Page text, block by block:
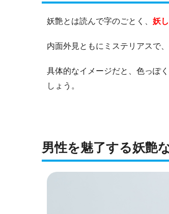
妖艶とは読んで字のごとく、 妖
内面外見ともにミステリアスで
具体的なイメージだと、色っぽ
しょう。
男性を魅了する妖艶